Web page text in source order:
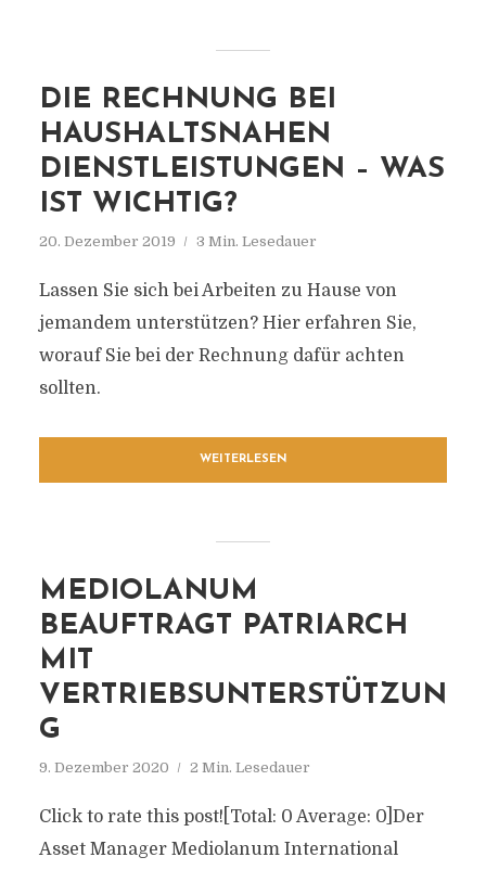
DIE RECHNUNG BEI
HAUSHALTSNAHEN
DIENSTLEISTUNGEN – WAS
IST WICHTIG?
20. Dezember 2019 3 Min. Lesedauer
Lassen Sie sich bei Arbeiten zu Hause von
jemandem unterstützen? Hier erfahren Sie,
worauf Sie bei der Rechnung dafür achten
sollten.
WEITERLESEN
MEDIOLANUM
BEAUFTRAGT PATRIARCH
MIT
VERTRIEBSUNTERSTÜTZUN
G
9. Dezember 2020 2 Min. Lesedauer
Click to rate this post![Total: 0 Average: 0]Der
Asset Manager Mediolanum International